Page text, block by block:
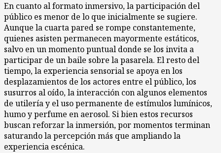
En cuanto al formato inmersivo, la participación del
público es menor de lo que inicialmente se sugiere.
Aunque la cuarta pared se rompe constantemente,
quienes asisten permanecen mayormente estáticos,
salvo en un momento puntual donde se los invita a
participar de un baile sobre la pasarela. El resto del
tiempo, la experiencia sensorial se apoya en los
desplazamientos de los actores entre el público, los
susurros al oído, la interacción con algunos elementos
de utilería y el uso permanente de estímulos lumínicos,
humo y perfume en aerosol. Si bien estos recursos
buscan reforzar la inmersión, por momentos terminan
saturando la percepción más que ampliando la
experiencia escénica.